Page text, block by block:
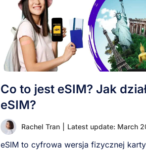
Co to jest eSIM? Jak
eSIM?
Rachel Tran Latest update: March
eSIM to cyfrowa wersja fizycznej